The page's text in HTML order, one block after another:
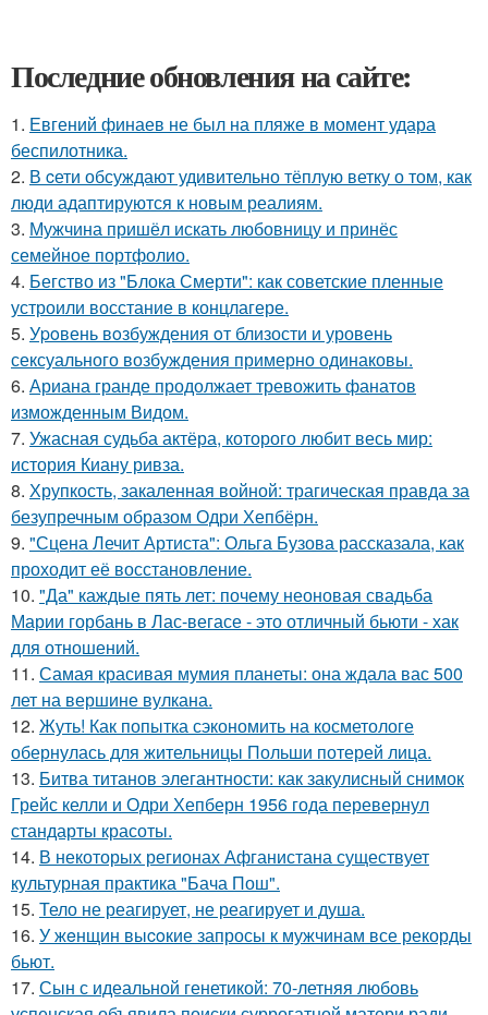
Последние обновления на сайте:
1. Евгений финаев не был на пляже в момент удара
беспилотника.
2. В cети обсуждают удивительно тёплую ветку о том, как
люди адаптируются к новым реалиям.
3. Мужчина пришёл искать любовницу и принёс
семейное портфолио.
4. Бегство из "Блока Смерти": как советские пленные
устроили восстание в концлагере.
5. Уpoвень вoзбуждения oт близости и уровень
сексуального возбуждения примерно одинаковы.
6. Ариана гранде продолжает тревожить фанатов
изможденным Видом.
7. Ужасная судьба актёра, которого любит весь мир:
история Киану ривза.
8. Хрупкость, закаленная войной: трагическая правда за
безупречным образом Одри Хепбёрн.
9. "Сцена Лечит Артиста": Ольга Бузова рассказала, как
проходит её восстановление.
10. "Да" каждые пять лет: почему неоновая свадьба
Марии горбань в Лас-вегасе - это отличный бьюти - хак
для отношений.
11. Самая красивая мумия планеты: она ждала вас 500
лет на вершине вулкана.
12. Жуть! Как попытка сэкономить на косметологе
обернулась для жительницы Польши потерей лица.
13. Битва титанов элегантности: как закулисный снимок
Грейс келли и Одри Хепберн 1956 года перевернул
стандарты красоты.
14. В некоторых регионах Афганистана существует
культурная практика "Бача Пош".
15. Тело не реагирует, не реагирует и душа.
16. У жeнщин выcoкие запросы к мужчинам все рекорды
бьют.
17. Сын с идеальной генетикой: 70-летняя любовь